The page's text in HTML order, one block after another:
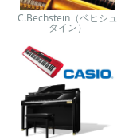
C.Bechstein（ベヒシュ
タイン）